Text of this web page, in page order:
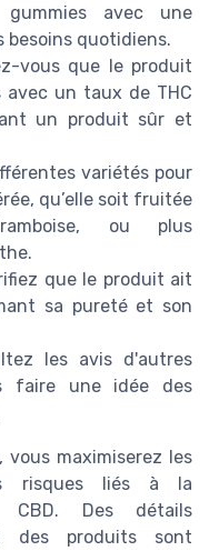
gummies avec une
besoins quotidiens.
vous que le produit
avec un taux de THC
un produit sûr et
variétés pour
qu’elle soit fruitée
ou plus
que le produit ait
sa pureté et son
les avis d'autres
faire une idée des
vous maximiserez les
risques liés à la
CBD. Des détails
des produits sont